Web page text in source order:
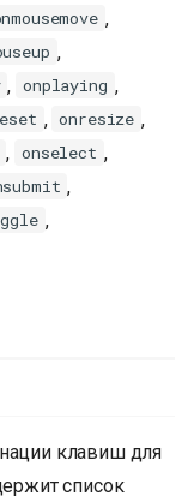
,
,
, onplaying ,
, onresize ,
, onselect ,
,
,
клавиш для
список